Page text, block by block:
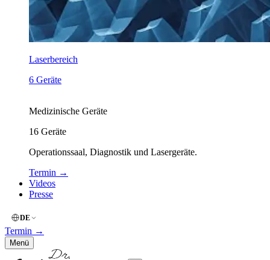
Laserbereich
6 Geräte
Medizinische Geräte
16 Geräte
Operationssaal, Diagnostik und Lasergeräte.
Termin →
Videos
Presse
DE
Termin →
Menü